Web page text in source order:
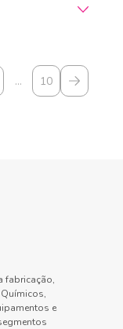
… 10
fabricação,
e